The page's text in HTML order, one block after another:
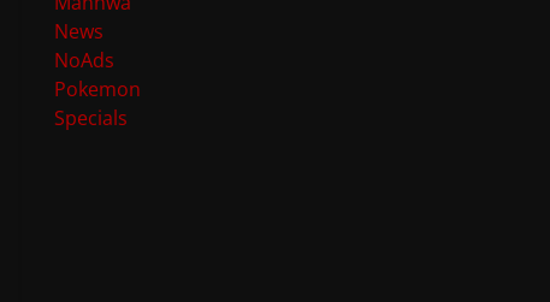
News
NoAds
Pokemon
Specials